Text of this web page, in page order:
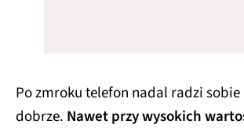
Po zmroku telefon nadal radzi
dobrze. Nawet przy wysokich